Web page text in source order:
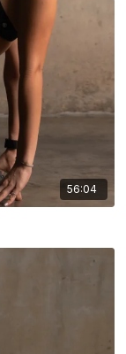
56:04